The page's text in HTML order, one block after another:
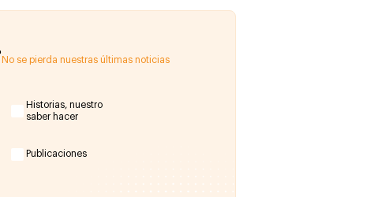
No se pierda nuestras últimas noticias
Historias, nuestro
saber hacer
Publicaciones